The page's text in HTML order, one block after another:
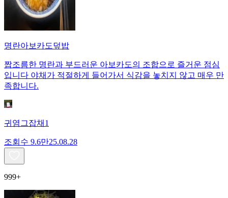
명란아보카도덮밥
짭조름한 명란과 부드러운 아보카도의 조합으로 즐거운 점심
입니다 야채가 적절하게 들어가서 식감을 놓치지 않고 매우 만
족합니다.
귀염그잡채1
조회수 9.6만25.08.28
999+